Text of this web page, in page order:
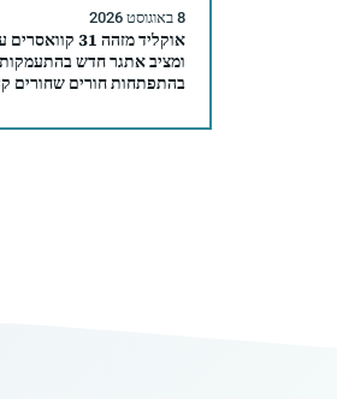
8 באוגוסט 2026
אוקליד מזהה 31
ומציב אתגר חדש בהתעמקות
בהתפתחות חורים שחורים